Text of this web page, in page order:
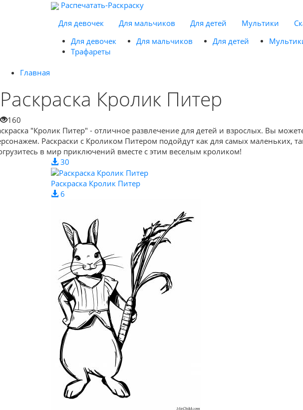
Распечатать-Раскраску
Для девочек
Для мальчиков Для детей Мультики
Для девочек
Для мальчиков Для детей
Трафареты
Главная
Раскраска Кролик Питер
160
"Кролик Питер" - отличное развлечение для детей и взрослых. Вы
Раскраски с Кроликом Питером подойдут как для самых маленьких,
в мир приключений вместе с этим веселым кроликом!
30
Раскраска Кролик Питер
6